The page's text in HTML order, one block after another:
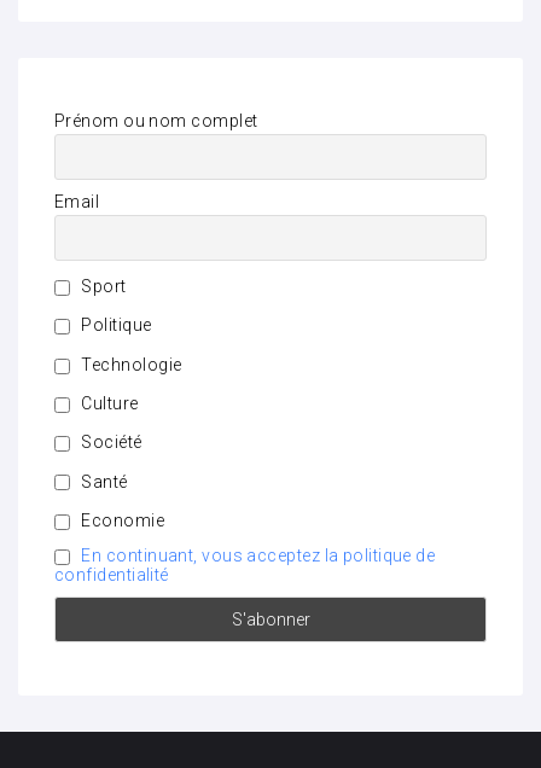
Prénom ou nom complet
Email
Sport
Politique
Technologie
Culture
Société
Santé
Economie
En continuant, vous acceptez la politique de
confidentialité